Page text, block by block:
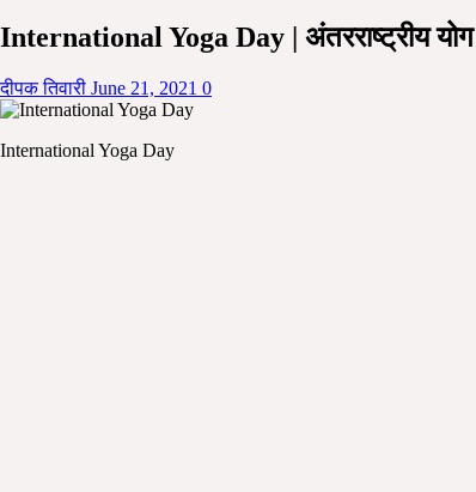
International Yoga Day | अंतरराष्ट्रीय
दीपक तिवारी June 21, 2021 0
International Yoga Day